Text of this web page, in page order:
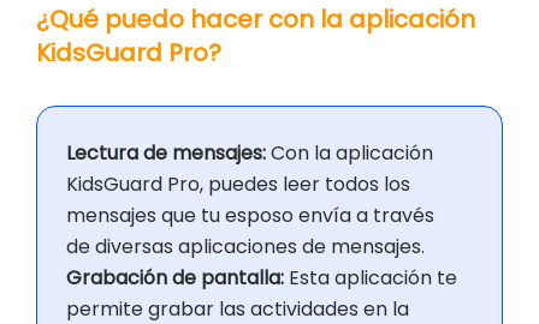
¿Qué puedo hacer con la aplicación
KidsGuard Pro?
Lectura de mensajes:Con la aplicación
KidsGuard Pro, puedes leer todos los
mensajes que tu esposo envía a través
de diversas aplicaciones de mensajes.
Grabación de pantalla: Esta aplicación te
permite grabar las actividades en la